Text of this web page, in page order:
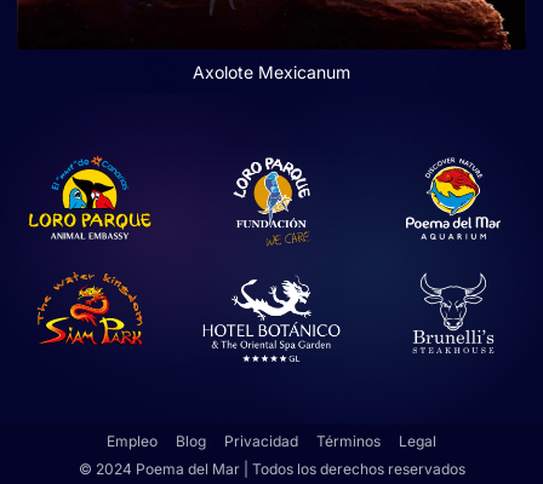
Axolote Mexicanum
Empleo Blog Privacidad Términos
Legal
© 2024 Poema del Mar | Todos los derechos reservados